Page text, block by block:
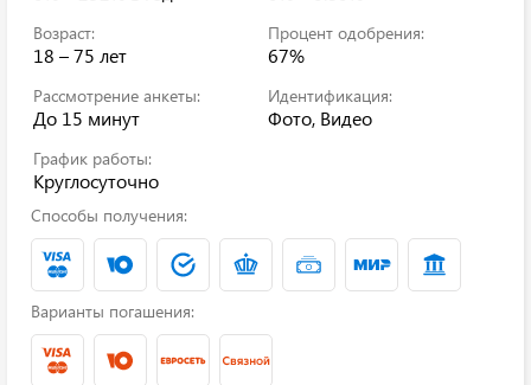
Возраст:
18 – 75 лет
Процент одобрения:
67%
Рассмотрение анкеты:
До 15 минут
Идентификация:
Фото, Видео
График работы:
Круглосуточно
Способы получения:
Варианты погашения: